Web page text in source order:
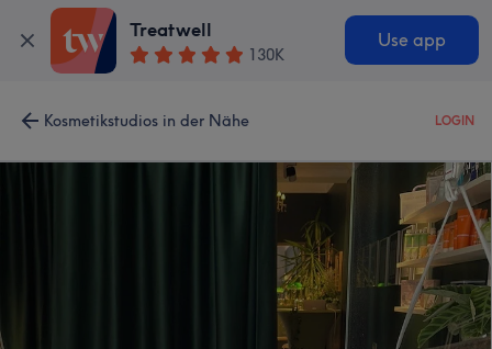
Treatwell
130K
Use app
Kosmetikstudios in der Nähe LOGIN